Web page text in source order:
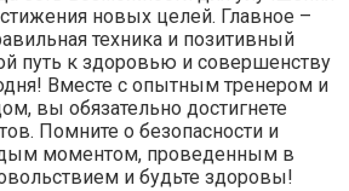
новых целей. Главное –
техника и позитивный
путь к здоровью и совершенству
Вместе с опытным тренером и
вы обязательно достигнете
Помните о безопасности и
моментом, проведенным в
и будьте здоровы!